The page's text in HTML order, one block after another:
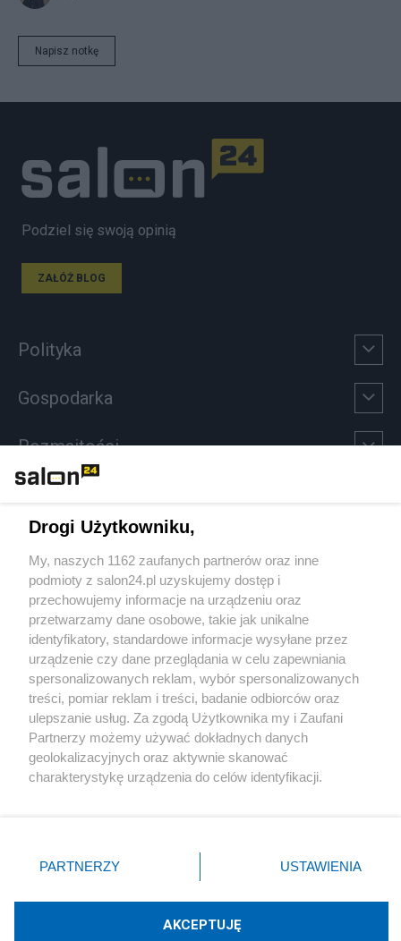
Napisz notkę
Podziel się swoją opinią
ZAŁÓŻ BLOG
Polityka
Gospodarka
Rozmaitości
Sport
Społeczeństwo
Kultura
X Facebook Instagram Youtube
Drogi Użytkowniku,
My, naszych 1162 zaufanych partnerów oraz inne
podmioty z salon24.pl uzyskujemy dostęp i
przechowujemy informacje na urządzeniu oraz
przetwarzamy dane osobowe, takie jak unikalne
identyfikatory, standardowe informacje wysyłane przez
urządzenie czy dane przeglądania w celu zapewniania
spersonalizowanych reklam, wybór spersonalizowanych
treści, pomiar reklam i treści, badanie odbiorców oraz
ulepszanie usług. Za zgodą Użytkownika my i Zaufani
Partnerzy możemy używać dokładnych danych
geolokalizacyjnych oraz aktywnie skanować
charakterystykę urządzenia do celów identyfikacji.
zmienić/wycofać klikając przycisk ustawień prywatności
znajdujący się w lewym dolnym rogu strony
rodzaje przetwarzania danych nie wymagają zgody
użytkownika, ale masz prawo sprzeciwić się takiemu
PARTNERZY USTAWIENIA
AKCEPTUJĘ